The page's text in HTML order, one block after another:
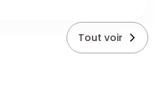
Tout voir